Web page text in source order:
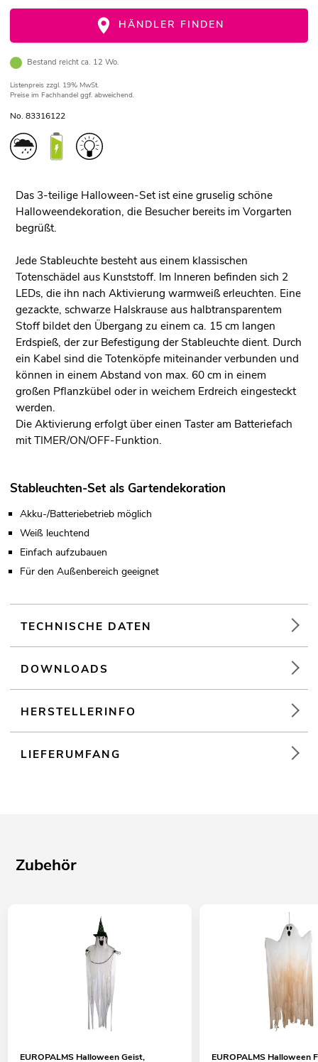
HÄNDLER FINDEN
Bestand reicht ca. 12 Wo.
Listenpreis zzgl. 19% MwSt.
Preise im Fachhandel ggf. abweichend.
No. 83316122
Das 3-teilige Halloween-Set ist eine gruselig schöne
Halloweendekoration, die Besucher bereits im Vorgarten
begrüßt.
Jede Stableuchte besteht aus einem klassischen
Totenschädel aus Kunststoff. Im Inneren befinden sich 2
LEDs, die ihn nach Aktivierung warmweiß erleuchten. Eine
gezackte, schwarze Halskrause aus halbtransparentem
Stoff bildet den Übergang zu einem ca. 15 cm langen
Erdspieß, der zur Befestigung der Stableuchte dient. Durch
ein Kabel sind die Totenköpfe miteinander verbunden und
können in einem Abstand von max. 60 cm in einem
großen Pflanzkübel oder in weichem Erdreich eingesteckt
werden.
Die Aktivierung erfolgt über einen Taster am Batteriefach
mit TIMER/ON/OFF-Funktion.
Stableuchten-Set als Gartendekoration
Akku-/Batteriebetrieb möglich
Weiß leuchtend
Einfach aufzubauen
Für den Außenbereich geeignet
TECHNISCHE DATEN
DOWNLOADS
HERSTELLERINFO
LIEFERUMFANG
Zubehör
EUROPALMS Halloween Geist, EUROPALMS Halloween